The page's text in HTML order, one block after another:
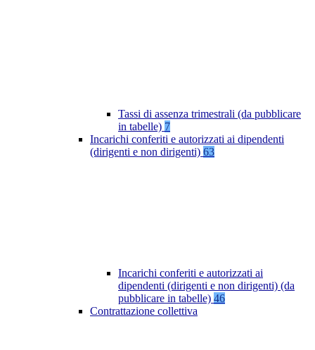
Tassi di assenza trimestrali (da pubblicare
in tabelle) 7
Incarichi conferiti e autorizzati ai dipendenti
(dirigenti e non dirigenti) 63
Incarichi conferiti e autorizzati ai
dipendenti (dirigenti e non dirigenti) (da
pubblicare in tabelle) 46
Contrattazione collettiva